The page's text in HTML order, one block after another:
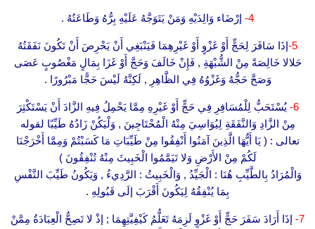
4- إرْضَاء وَالِدَيْهِ وَمَنْ يَتَوَجَّهُ عَلَيْهِ بِرُّهُ وَطَاعَتُهُ .
5- إذَا سَافَرَ لِحَجٍّ أَوْ غَزْوٍ أَوْ غَيْرِهِمَا فَيَنْبَغِي أَنْ يَحْرِصَ أَنْ تَكُونَ نَفَقَتُهُ
حَلالا خَالِصَةً مِنْ الشُّبْهَةِ , فَإِنْ خَالَفَ وَحَجَّ أَوْ غَزَا بِمَالٍ مَغْصُوبٍ عَصَى
وَصَحَّ حَجُّهُ وَغَزْوُهُ فِي الظَّاهِرِ , لَكِنَّهُ لَيْسَ حَجًّا مَبْرُورًا .
6- يُسْتَحَبُّ لِلْمُسَافِرِ فِي حَجٍّ أَوْ غَيْرِهِ مِمَّا يَحْمِلُ فِيهِ الزَّادَ أَنْ يَسْتَكْثِرَ
مِنْ الزَّادِ وَالنَّفَقَةِ لِيُوَاسِيَ مِنْهُ الْمُحْتَاجِينَ , وَلْيَكُنْ زَادُهُ طَيِّبًا لقوله
تعالى : ( يَا أَيُّهَا الَّذِينَ آمَنُوا أَنْفِقُوا مِنْ طَيِّبَاتِ مَا كَسَبْتُمْ وَمِمَّا أَخْرَجْنَا
لَكُمْ مِنْ الأَرْضِ وَلا تَيَمَّمُوا الْخَبِيثَ مِنْهُ تُنْفِقُونَ )
وَالْمُرَادُ بِالطَّيِّبِ هُنَا : الْجَيِّدُ , وَالْخَبِيثُ : الرَّدِيءُ , وَيَكُونُ طَيِّبَ النَّفْسِ
بِمَا يُنْفِقُهُ لِيَكُونَ أَقْرَبَ إلَى قَبُولِهِ .
7- إذَا أَرَادَ سَفَرَ حَجٍّ أَوْ غَزْوٍ لَزِمَهُ تَعَلُّمُ كَيْفِيَّتِهِمَا ; إذْ لا تَصِحُّ الْعِبَادَةُ مِمَّنْ